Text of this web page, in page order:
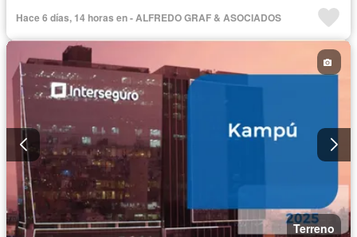
Hace 6 días, 14 horas en - ALFREDO GRAF & ASOCIADOS
Terreno